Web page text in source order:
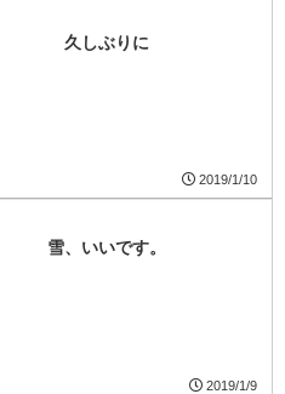
久しぶりに
2019/1/10
雪、いいです。
2019/1/9